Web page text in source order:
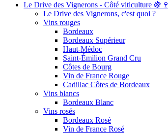
Le Drive des Vignerons - Côté viticulture 🍇🍷
Le Drive des Vignerons, c'est quoi ?
Vins rouges
Bordeaux
Bordeaux Supérieur
Haut-Médoc
Saint-Émilion Grand Cru
Côtes de Bourg
Vin de France Rouge
Cadillac Côtes de Bordeaux
Vins blancs
Bordeaux Blanc
Vins rosés
Bordeaux Rosé
Vin de France Rosé